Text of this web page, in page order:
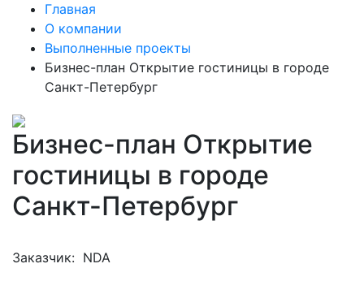
Главная
О компании
Выполненные проекты
Бизнес-план Открытие гостиницы в городе
Санкт-Петербург
Бизнес-план Открытие
гостиницы в городе
Санкт-Петербург
Заказчик: NDA